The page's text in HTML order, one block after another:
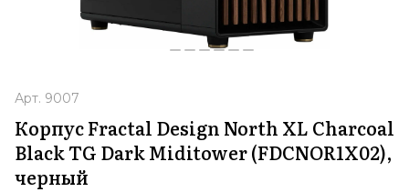
Арт. 9007
Корпус Fractal Design North XL Charcoal
Black TG Dark Miditower (FDCNOR1X02),
черный